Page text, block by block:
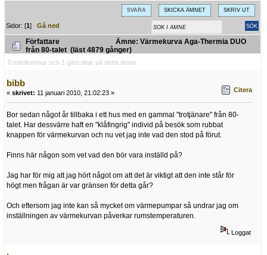
SVARA SKICKA ÄMNET SKRIV UT
Sidor: [1]Gå ned
Författare
Ämne: Värmekurva Aga-Thermia DUO
från 80-talet (läst 4879 gånger)
0 medlemmar och 1 gäst tittar på detta ämne.
bibb
« skrivet: 11 januari 2010, 21:02:23 » Citera
Bor sedan något år tillbaka i ett hus med en gammal "trotjänare" från 80-
talet. Har dessvärre haft en "klåfingrig" individ på besök som rubbat
knappen för värmekurvan och nu vet jag inte vad den stod på förut.
Finns här någon som vet vad den bör vara inställd på?
Jag har för mig att jag hört något om att det är viktigt att den inte står för
högt men frågan är var gränsen för detta går?
Och eftersom jag inte kan så mycket om värmepumpar så undrar jag om
inställningen av värmekurvan påverkar rumstemperaturen.
Loggat